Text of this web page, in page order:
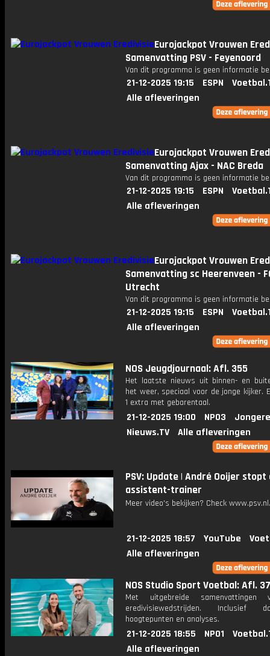
Eurojackpot Vrouwen
Samenvatting PSV - Feyenoord
Van dit programma is geen informatie
21-12-2025 19:15 ESPN
Alle afleveringen
Eurojackpot Vrouwen
Samenvatting Ajax - NAC Breda
Van dit programma is geen informatie
21-12-2025 19:15 ESPN
Alle afleveringen
Eurojackpot Vrouwen
Samenvatting sc Heerenveen -
Utrecht
Van dit programma is geen informatie
21-12-2025 19:15 ESPN
Alle afleveringen
NOS Jeugdjournaal: Afl. 355
Het laatste nieuws uit binnen- en
het weer, speciaal voor de jonge kijker.
1 extra met gebarentaal.
21-12-2025 19:00 NPO3
Nieuws.TV
Alle afleveringen
PSV: Update | André Ooijer stopt
assistent-trainer
Meer video's bekijken? Check
21-12-2025 18:57 YouTube
Alle afleveringen
NOS Studio Sport Voetbal: Afl. 37
Met uitgebreide samenvattingen
eredivisiewedstrijden. Inclusief
hoogtepunten en analyses.
21-12-2025 18:55 NPO1
Alle afleveringen